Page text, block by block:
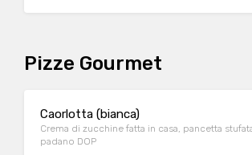
Pizze Gourmet
Caorlotta (bianca)
Crema di zucchine fatta in casa, pancetta
padano DOP